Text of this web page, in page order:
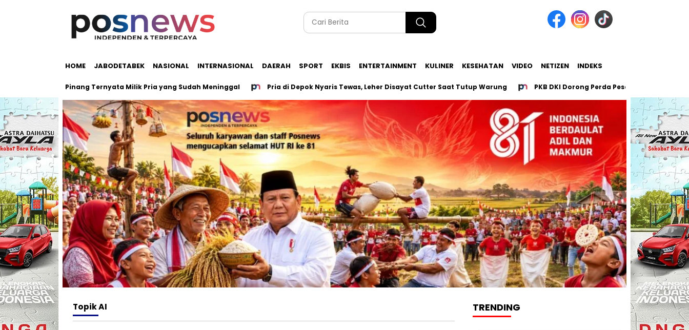
HOME JABODETABEK NASIONAL INTERNASIONAL DAERAH SPORT EKBIS ENTERTAINMENT KULINER KESEHATAN VIDEO NETIZEN INDEKS
Pondok Pinang Ternyata Milik Pria yang Sudah Meninggal Pria di Depok Nyaris Tewas, Leher Disayat Cutter Saat Tutup Warung PKB DKI Dorong Perda Pesantren untuk 107
TopikAI TRENDING